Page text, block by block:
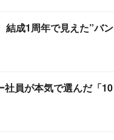
結成1周年で見えた”バン
社員が本気で選んだ「10